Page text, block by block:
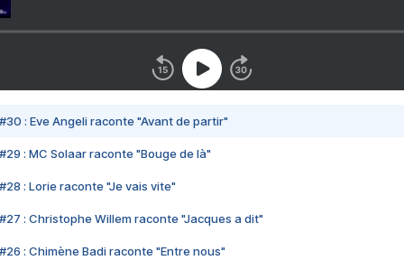
#30 : Eve Angeli raconte "Avant de partir"
#29 : MC Solaar raconte "Bouge de là"
#28 : Lorie raconte "Je vais vite"
#27 : Christophe Willem raconte "Jacques a dit"
#26 : Chimène Badi raconte "Entre nous"